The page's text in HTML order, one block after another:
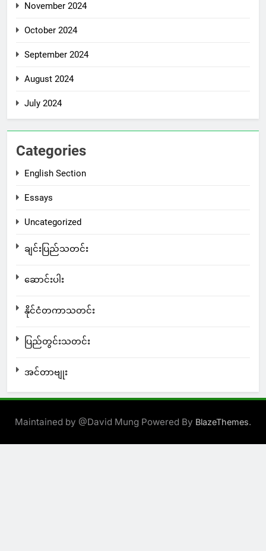
November 2024
October 2024
September 2024
August 2024
July 2024
Categories
English Section
Essays
Uncategorized
ချင်းပြည်သတင်း
ဆောင်းပါး
နိုင်ငံတကာသတင်း
ပြည်တွင်းသတင်း
အင်တာဗျုး
Maintained by @David Mung Powered By BlazeThemes.